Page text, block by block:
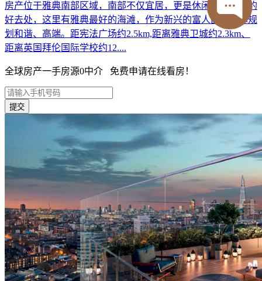
房产位于雅典南部区域，南部不仅宜居，更是休闲娱乐度假的
好去处，这里有雅典最好的海滩，作为新兴的富人区，整体规
划和谐、高端。距宪法广场约2.5km,距离雅典卫城约2.3km、
距离英国拜伦国际学校约12....
全球房产一手房源0中介 免费申请在线看房！